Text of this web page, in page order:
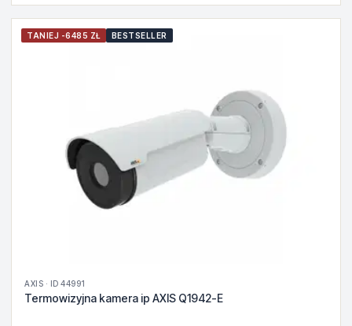
TANIEJ -6485 ZŁ BESTSELLER
AXIS · ID 44991
Termowizyjna kamera ip AXIS Q1942-E